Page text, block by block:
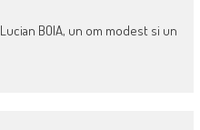
BOIA, un om modest si un